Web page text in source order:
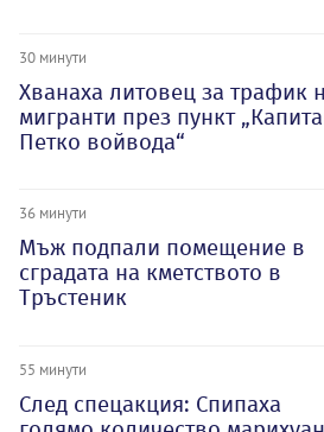
30 минути
Хванаха литовец за трафик
мигранти през пункт
Петко войвода“
36 минути
Мъж подпали помещение в
сградата на кметството в
Тръстеник
55 минути
След спецакция: Спипаха